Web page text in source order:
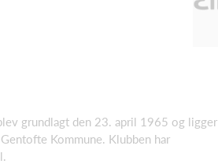
grundlagt den 23. april 1965 og ligger
Kommune. Klubben har